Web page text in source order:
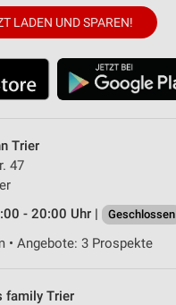
LADEN UND SPAREN!
Trier
47
- 20:00 Uhr |
Geschlossen
• Angebote: 3 Prospekte
family Trier